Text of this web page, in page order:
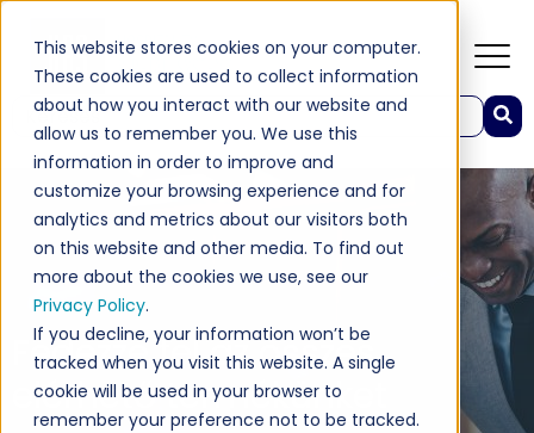
This website stores cookies on your computer.
These cookies are used to collect information
about how you interact with our website and
allow us to remember you. We use this
information in order to improve and
customize your browsing experience and for
analytics and metrics about our visitors both
on this website and other media. To find out
more about the cookies we use, see our
Privacy Policy.
If you decline, your information won’t be
tracked when you visit this website. A single
cookie will be used in your browser to
remember your preference not to be tracked.
Ez egy automatikus javaslat funkcióval rendelkező keresőmező.
Nincs javaslat, mert üres a keresőmező.
Fedezze fel az összes
elérhető termékünket